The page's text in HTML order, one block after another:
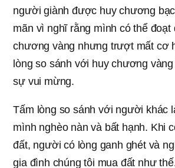
người giành được huy chương
mãn vì nghĩ rằng mình có thể
chương vàng nhưng trượt mất cơ
lòng so sánh với huy chương
sự vui mừng.
Tấm lòng so sánh với người khác
mình nghèo nàn và bất hạnh. Khi
đất, người có lòng ganh ghét và
gia đình chúng tôi mua đất như